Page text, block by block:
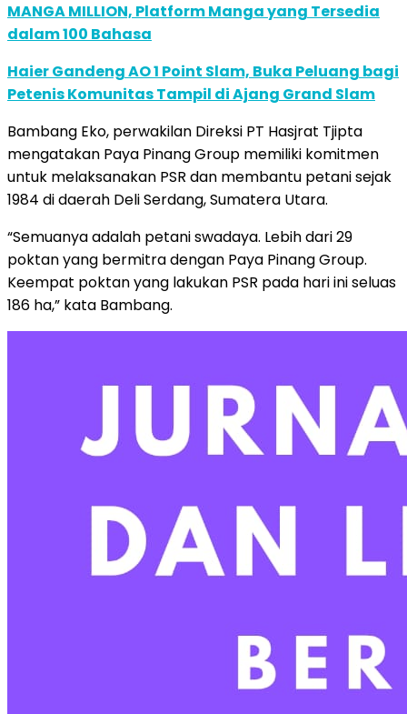
MANGA MILLION, Platform Manga yang Tersedia
dalam 100 Bahasa
Haier Gandeng AO 1 Point Slam, Buka Peluang bagi
Petenis Komunitas Tampil di Ajang Grand Slam
Bambang Eko, perwakilan Direksi PT Hasjrat Tjipta
mengatakan Paya Pinang Group memiliki komitmen
untuk melaksanakan PSR dan membantu petani sejak
1984 di daerah Deli Serdang, Sumatera Utara.
“Semuanya adalah petani swadaya. Lebih dari 29
poktan yang bermitra dengan Paya Pinang Group.
Keempat poktan yang lakukan PSR pada hari ini seluas
186 ha,” kata Bambang.